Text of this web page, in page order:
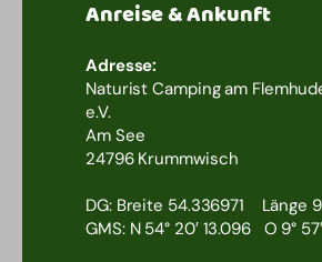
Anreise & Ankunft
Adresse:
Naturist Camping am
e.V.
Am See
24796 Krummwisch
DG: Breite 54.336971 Länge
GMS: N 54° 20′ 13.096 O 9°